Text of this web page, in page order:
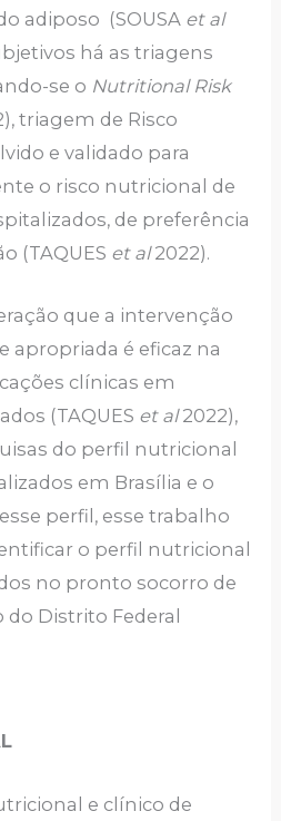
adiposo (SOUSA et al
há as triagens
se o Nutritional Risk
triagem de Risco
e validado para
o risco nutricional de
de preferência
(TAQUES et al2022).
que a intervenção
apropriada é eficaz na
clínicas em
(TAQUES et al2022),
do perfil nutricional
em Brasília e o
perfil, esse trabalho
o perfil nutricional
no pronto socorro de
Distrito Federal
e clínico de